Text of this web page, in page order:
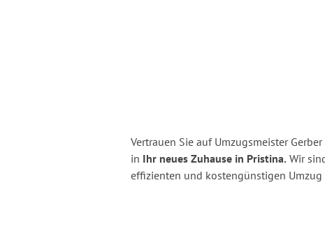
Vertrauen Sie auf Umzugsmeister
in Ihr neues Zuhause in Pristina. Wir
effizienten und kostengünstigen Umzug